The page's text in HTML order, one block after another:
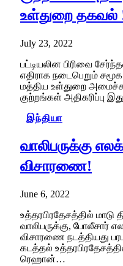
உள்துறை தகவல்
July 23, 2022
பட்டியலின பிரிவை
எதிராக நடைபெறும்
மத்திய உள்துறை
குற்றங்கள் அதிகரிப்பு
இந்தியா
வாலிபருக்கு
விசாரணை!
June 6, 2022
உத்தரபிரதேசத்தில் மாடு
வாலிபருக்கு, போலீசார்
விசாரணை நடத்தியது
கடத்தல்
ரெஹான்…